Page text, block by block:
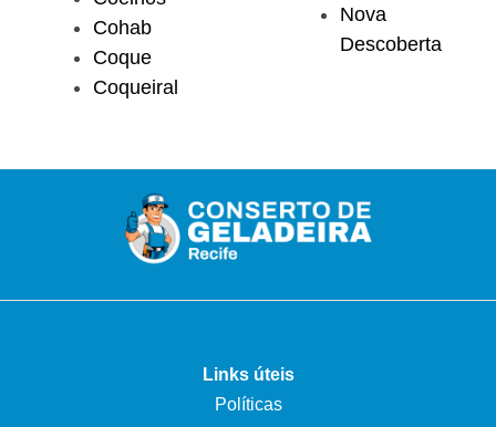
Cohab
Coque
Coqueiral
Nova
Descoberta
Links úteis
Políticas